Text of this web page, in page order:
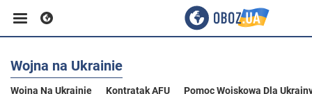
Biznes
Wojna na Ukrainie
Wojna Na Ukrainie Kontratak AFU Pomoc Wojskowa Dla